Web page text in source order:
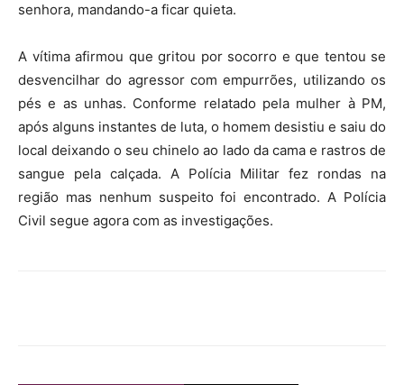
senhora, mandando-a ficar quieta.
A vítima afirmou que gritou por socorro e que tentou se
desvencilhar do agressor com empurrões, utilizando os
pés e as unhas. Conforme relatado pela mulher à PM,
após alguns instantes de luta, o homem desistiu e saiu do
local deixando o seu chinelo ao lado da cama e rastros de
sangue pela calçada. A Polícia Militar fez rondas na
região mas nenhum suspeito foi encontrado. A Polícia
Civil segue agora com as investigações.